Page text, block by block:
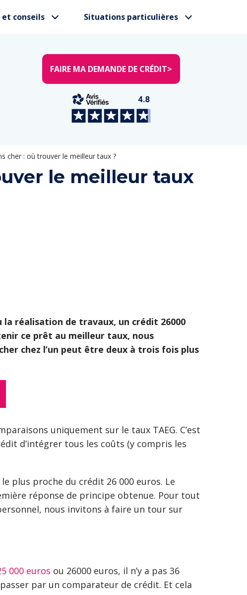
et conseils Situations particulières
FAIRE MA DEMANDE DE CRÉDIT>
cher : où trouver le meilleur taux ?
le meilleur taux
la réalisation de travaux, un crédit 26000
ce prêt au meilleur taux, nous
chez l’un peut être deux à trois fois plus
uniquement sur le taux TAEG. C’est
d’intégrer tous les coûts (y compris les
plus proche du crédit 26 000 euros. Le
réponse de principe obtenue. Pour tout
nous invitons à faire un tour sur
000 euros ou 26000 euros, il n’y a pas 36
par un comparateur de crédit. Et cela